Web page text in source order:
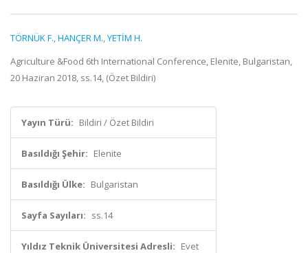
TÖRNÜK F.,HANÇER M.,YETİM H.
Agriculture &Food 6th International Conference, Elenite, Bulgaristan,
20 Haziran 2018, ss.14, (Özet Bildiri)
Yayın Türü: Bildiri / Özet Bildiri
Basıldığı Şehir: Elenite
Basıldığı Ülke: Bulgaristan
Sayfa Sayıları: ss.14
Yıldız Teknik Üniversitesi Adresli: Evet